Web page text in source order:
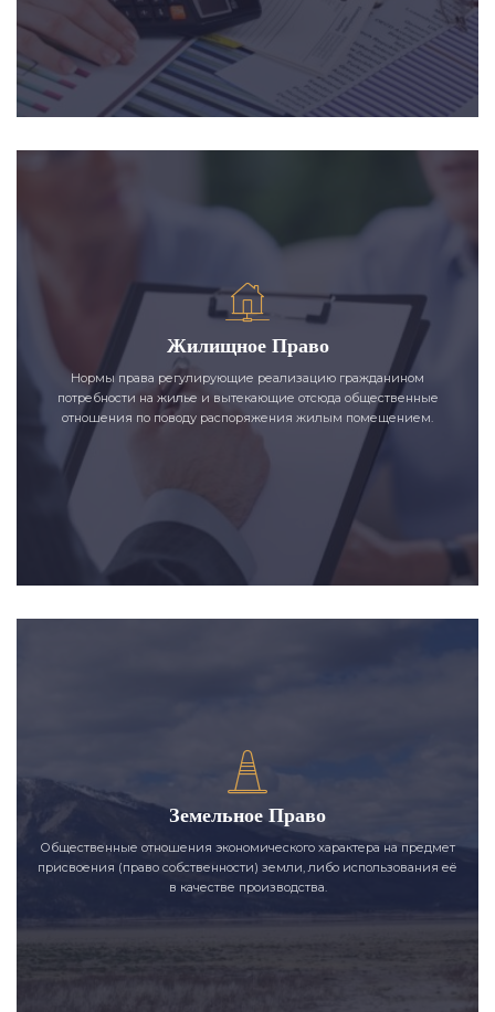
Жилищное Право
Нормы права регулирующие реализацию гражданином
потребности на жилье и вытекающие отсюда общественные
отношения по поводу распоряжения жилым помещением.
Земельное Право
Общественные отношения экономического характера на предмет
присвоения (право собственности) земли, либо использования её
в качестве производства.